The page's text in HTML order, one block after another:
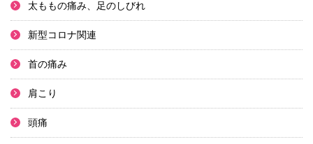
太ももの痛み、足のしびれ
新型コロナ関連
首の痛み
肩こり
頭痛